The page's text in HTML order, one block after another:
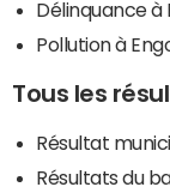
Délinquance à
Pollution à
Tous les
Résultat
Résultats du